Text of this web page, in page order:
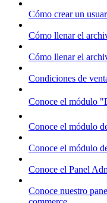
Cómo crear un
Cómo llenar el
Cómo llenar el
Condiciones de
Conoce el módulo
Conoce el módulo
Conoce el módulo
Conoce el Panel
Conoce nuestro